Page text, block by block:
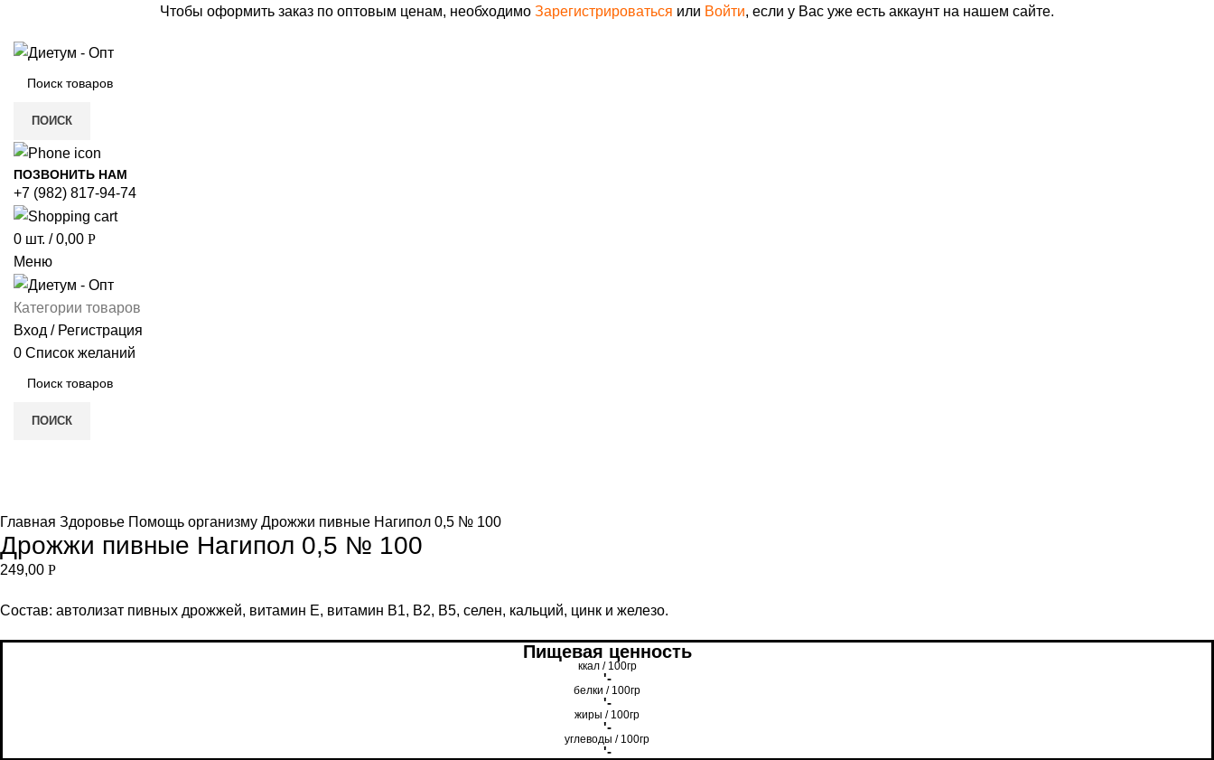
Чтобы оформить заказ по оптовым ценам, необходимо Зарегистрироваться или Войти, если у Вас уже есть аккаунт на нашем сайте.
ПОИСК
ПОЗВОНИТЬ НАМ
+7 (982) 817-94-74
0 шт. / 0,00 Р
Меню
Категории товаров
Вход / Регистрация
0 Список желаний
ПОИСК
Главная Здоровье Помощь организму Дрожжи пивные Нагипол 0,5 № 100
Дрожжи пивные Нагипол 0,5 № 100
249,00 Р
Состав: автолизат пивных дрожжей, витамин Е, витамин В1, В2, В5, селен, кальций, цинк и железо.
Пищевая ценность
ккал / 100гр
'-
белки / 100гр
'-
жиры / 100гр
'-
углеводы / 100гр
'-